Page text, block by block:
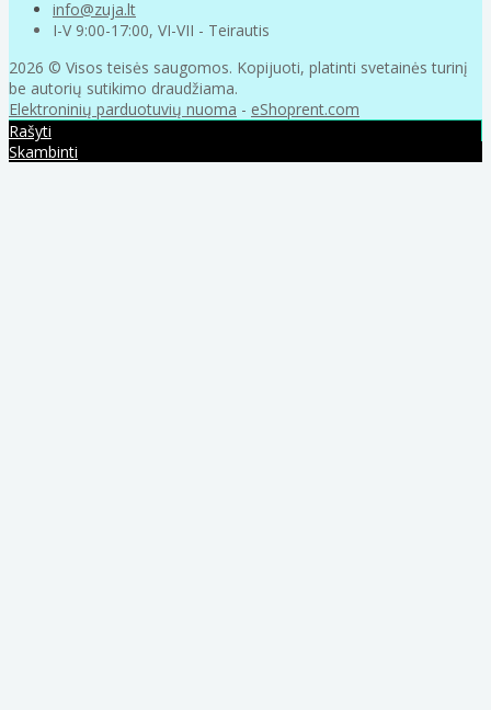
info@zuja.lt
I-V 9:00-17:00, VI-VII - Teirautis
2026 © Visos teisės saugomos. Kopijuoti, platinti svetainės turinį
be autorių sutikimo draudžiama.
Elektroninių parduotuvių nuoma - eShoprent.com
Rašyti
Skambinti